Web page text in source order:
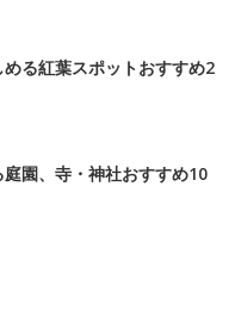
る紅葉スポットおすすめ2
園、寺・神社おすすめ10